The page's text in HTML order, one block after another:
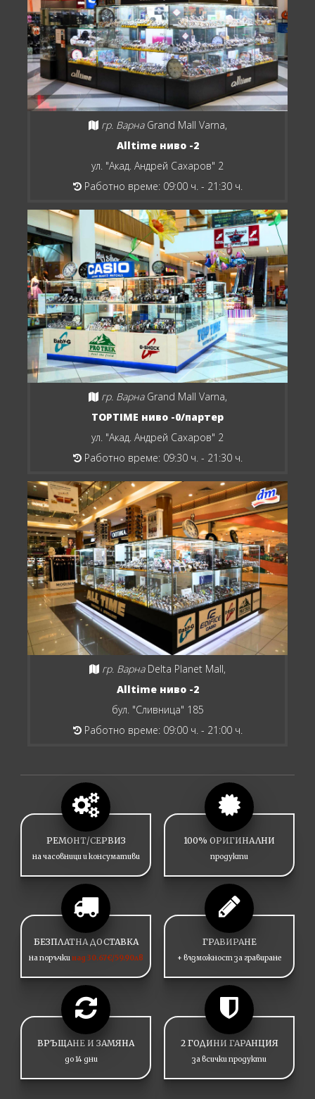
гр. Варна Grand Mall Varna,
Alltime ниво -2
ул. "Акад. Андрей Сахаров" 2
Работно време: 09:00 ч. - 21:30 ч.
гр. Варна Grand Mall Varna,
TOPTIME ниво -0/партер
ул. "Акад. Андрей Сахаров" 2
Работно време: 09:30 ч. - 21:30 ч.
гр. Варна Delta Planet Mall,
Alltime ниво -2
бул. "Сливница" 185
Работно време: 09:00 ч. - 21:00 ч.
РЕМОНТ/СЕРВИЗ
на часовници и консумативи
100% ОРИГИНАЛНИ
продукти
БЕЗПЛАТНА ДОСТАВКА
на поръчки над 30.67€/59.90лв
ГРАВИРАНЕ
+ възможност за гравиране
ВРЪЩАНЕ И ЗАМЯНА
до 14 дни
2 ГОДИНИ ГАРАНЦИЯ
за всички продукти